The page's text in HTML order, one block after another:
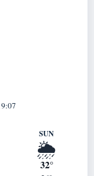
SUN
🌦️
32°